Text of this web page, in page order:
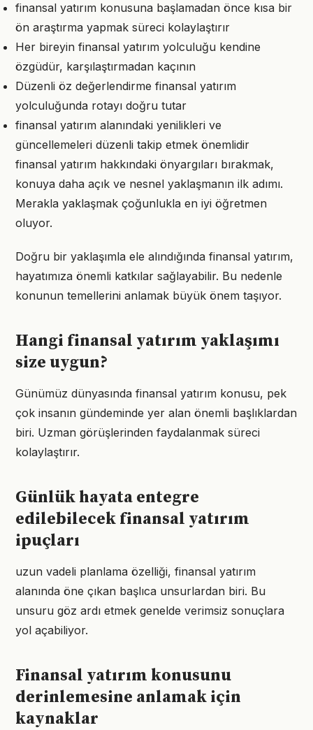
finansal yatırım konusuna başlamadan önce kısa bir
ön araştırma yapmak süreci kolaylaştırır
Her bireyin finansal yatırım yolculuğu kendine
özgüdür, karşılaştırmadan kaçının
Düzenli öz değerlendirme finansal yatırım
yolculuğunda rotayı doğru tutar
finansal yatırım alanındaki yenilikleri ve
güncellemeleri düzenli takip etmek önemlidir
finansal yatırım hakkındaki önyargıları bırakmak,
konuya daha açık ve nesnel yaklaşmanın ilk adımı.
Merakla yaklaşmak çoğunlukla en iyi öğretmen
oluyor.
Doğru bir yaklaşımla ele alındığında finansal yatırım,
hayatımıza önemli katkılar sağlayabilir. Bu nedenle
konunun temellerini anlamak büyük önem taşıyor.
Hangi finansal yatırım yaklaşımı
size uygun?
Günümüz dünyasında finansal yatırım konusu, pek
çok insanın gündeminde yer alan önemli başlıklardan
biri. Uzman görüşlerinden faydalanmak süreci
kolaylaştırır.
Günlük hayata entegre
edilebilecek finansal yatırım
ipuçları
uzun vadeli planlama özelliği, finansal yatırım
alanında öne çıkan başlıca unsurlardan biri. Bu
unsuru göz ardı etmek genelde verimsiz sonuçlara
yol açabiliyor.
Finansal yatırım konusunu
derinlemesine anlamak için
kaynaklar